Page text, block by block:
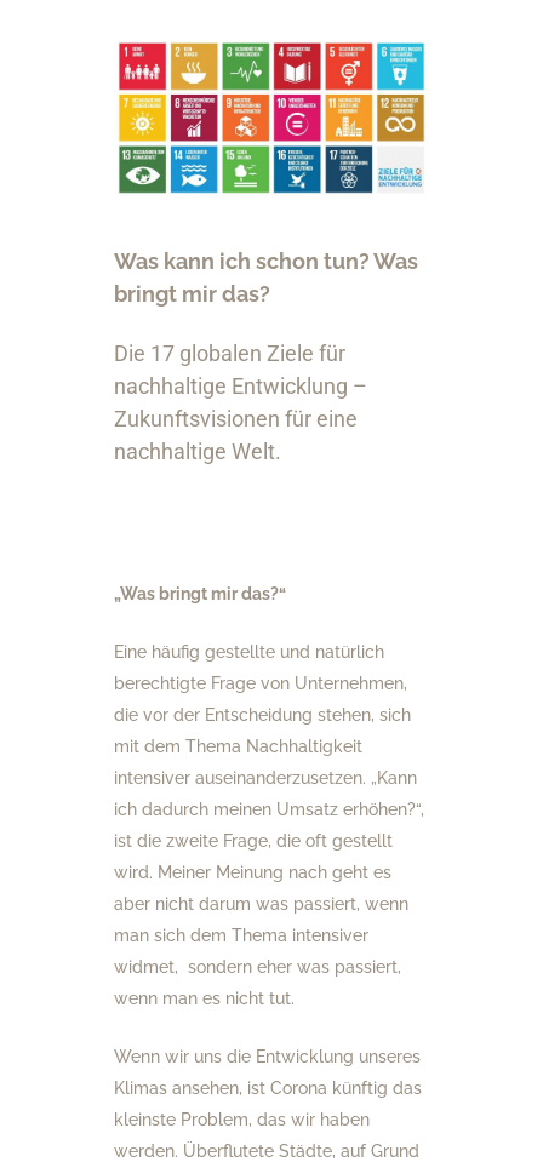
Was kann ich schon tun? Was
bringt mir das?
Die 17 globalen Ziele für
nachhaltige Entwicklung –
Zukunftsvisionen für eine
nachhaltige Welt.
„Was bringt mir das?“
Eine häufig gestellte und natürlich
berechtigte Frage von Unternehmen,
die vor der Entscheidung stehen, sich
mit dem Thema Nachhaltigkeit
intensiver auseinanderzusetzen. „Kann
ich dadurch meinen Umsatz erhöhen?“,
ist die zweite Frage, die oft gestellt
wird. Meiner Meinung nach geht es
aber nicht darum was passiert, wenn
man sich dem Thema intensiver
widmet, sondern eher was passiert,
wenn man es nicht tut.
Wenn wir uns die Entwicklung unseres
Klimas ansehen, ist Corona künftig das
kleinste Problem, das wir haben
werden. Überflutete Städte, auf Grund